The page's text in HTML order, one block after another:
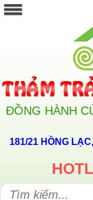
ĐỒNG HÀNH
181/21 HỒNG